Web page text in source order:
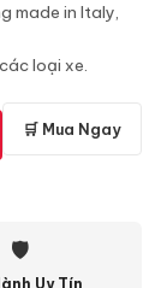
made in Italy,
loại xe.
🛒 Mua Ngay
🛡
Uy Tín